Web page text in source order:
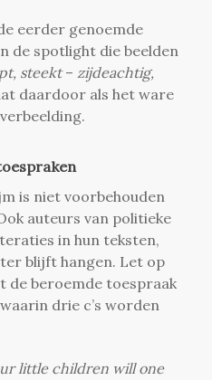
eerder genoemde
de spotlight die beelden
steekt– zijdeachtig,
daardoor als het ware
is niet voorbehouden
auteurs van politieke
in hun teksten,
blijft hangen. Let op
de beroemde toespraak
drie c’s worden
little children will one